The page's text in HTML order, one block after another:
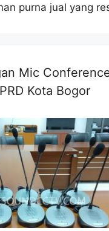
purna jual yang
Mic
Kota Bogor